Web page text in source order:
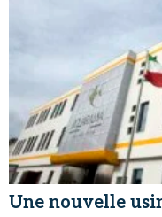
Une nouvelle